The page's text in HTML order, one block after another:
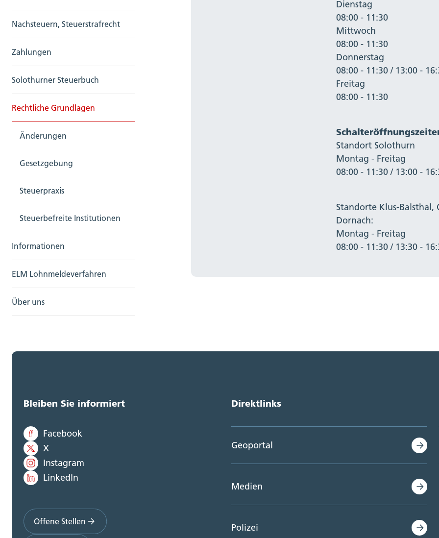
Nachsteuern, Steuerstrafrecht
Zahlungen
Solothurner Steuerbuch
Rechtliche Grundlagen
Änderungen
Gesetzgebung
Steuerpraxis
Steuerbefreite Institutionen
Informationen
ELM Lohnmeldeverfahren
Über uns
Dienstag
08:00 - 11:30
Mittwoch
08:00 - 11:30
Donnerstag
08:00 - 11:30 / 13:00 -
Freitag
08:00 - 11:30
Standort Solothurn
Montag - Freitag
08:00 - 11:30 / 13:00 -
Standorte Klus-Balsthal,
Dornach:
Montag - Freitag
08:00 - 11:30 / 13:30 -
Bleiben Sie informiert
Facebook
X
Instagram
LinkedIn
Offene Stellen
Direktlinks
Geoportal
Medien
Polizei